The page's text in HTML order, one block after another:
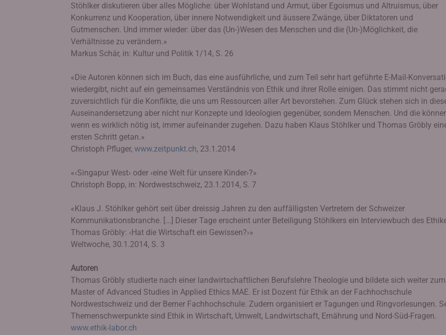
Stöhlker diskutieren über alles Mögliche: über Wohlstand und Armut, über Egoismus und Altruismus, über
Konkurrenz und Kooperation, über innere Notwendigkeit und äussere Zwänge, über Diktatoren und
Gutmenschen. Und immer wieder: über das (Un-)Wesen des Menschen und die (Un-)Möglichkeit, die
Verhältnisse zu verändern.»
Markus Schär, in: Kultur und Politik 1/14, S. 26
«Die Autoren können sich im Buch, das eine ausführliche, und zum Teil sehr hart geführte E-Mail-
wiedergibt, nicht auf ein gemeinsames Verständnis von Ethik und ihrer Rolle einigen. Das stimmt nicht
zuversichtlich für die Konflikte, die uns um Ressourcen aller Art bevorstehen. Zum Glück stehen sich in
Auseinandersetzung aber nicht nur Konzepte und Ideologien gegenüber, sondern Menschen. Und die
wenn es wirklich nötig ist, immer aufeinander zugehen. Dazu haben Klaus Stöhlker und Thomas Gröbly
ersten Schritt getan.»
Christoph Pfluger, www.zeitpunkt.ch, 23.1.2014
«‹Singapur West› oder ‹eine Welt für unsere Kinder›?»
Christoph Bopp, in: Nordwestschweiz, 23.1.2014, S. 7
«Klaus J. Stöhlker gehört seit über dreissig Jahren zu den auffälligsten Vertretern der Schweizer
Kommunikationsbranche. [...] Dieser Tage erscheint unter Beteiligung Stöhlkers ein Interviewbuch des
Thomas Gröbly: ‹Hat die Wirtschaft ein Gewissen?›»
Weltwoche, 30.1.2014, S. 3
Autoren
Thomas Gröbly studierte nach einer landwirtschaftlichen Berufslehre Theologie und bildete sich weiter zum
Master of Advanced Studies in Applied Ethics MAE. Er ist Dozent für Ethik an der Fachhochschule
Nordwestschweiz und der Berner Fachhochschule. Zudem organisiert er Tagungen und Ringvorlesungen.
Themenschwerpunkte sind Ethik in Wirtschaft, Umwelt, Landwirtschaft, Ernährung und Nord-Süd-Fragen.
www.ethik-labor.ch